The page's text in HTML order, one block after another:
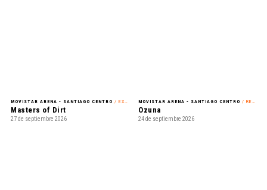
MOVISTAR ARENA - SANTIAGO CENTRO / EXHIBICIÓN
Masters of Dirt
27 de septiembre 2026
MOVISTAR ARENA - SANTIAGO CENTRO / REGGAETÓN
Ozuna
24 de septiembre 2026